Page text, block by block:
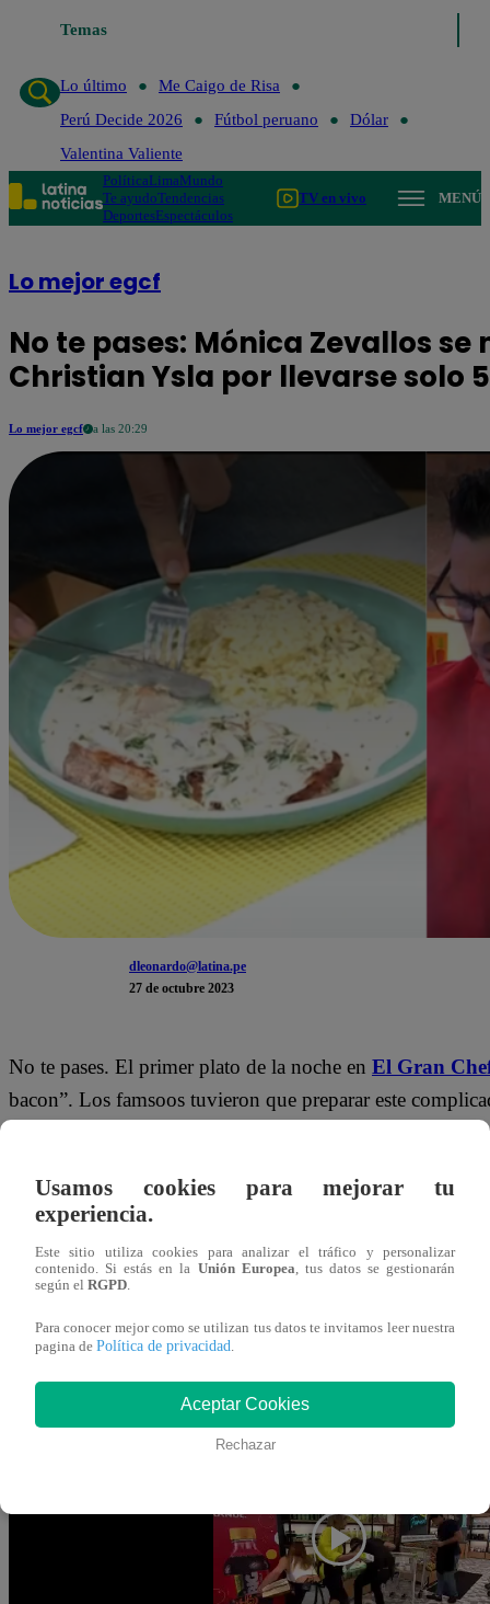
Temas
Lo último
Lo último
Me Caigo de Risa
Perú Decide 2026
Fútbol peruano
Dólar
Valentina Valiente
PolíticaLimaMundo
Te ayudoTendencias
DeportesEspectáculos
TV en vivo MENÚ
Lo mejor egcf
No te pases: Mónica Zevallos se
Christian Ysla por llevarse solo
Lo mejor egcf a las 20:29
dleonardo@latina.pe
27 de octubre 2023
No te pases. El primer plato de la noche en El Gran
bacon”. Los famsoos tuvieron que preparar este
competencia, Christian Ysla se acercó a la estación de
La exconductora de televisión lo ayudó a descifrar la
de sus hot cakes. “Gracias mamá. Nadie se había
le refutó: “La mamá de Renato Rossini Jr. puede ser,
Este viernes 27 de octubre se vive una nueva gala en la
‘Checho’ Ibarra, Fiorella Cayo y Mónica Zevallos
serán los sentenciados de esta gala. Esta noche será
Usamos cookies para mejorar tu
experiencia.
Este sitio utiliza cookies para analizar el tráfico y personalizar
contenido. Si estás en la Unión Europea , tus datos se gestionarán
según el RGPD
Para conocer mejor como se utilizan tus datos te invitamos leer nuestra
pagina de Política de privacidad
Aceptar Cookies
Rechazar